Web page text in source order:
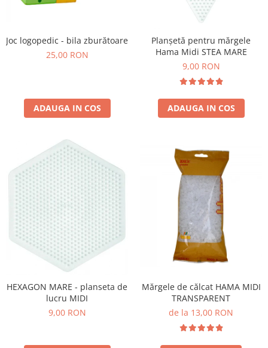
Comunicare
Experimente
Lumina
Lumini si culori
Matematica
Pregătire pentru școală
Pregătirea scrierii de mână
Secventialitate
Sortare si numarare
Stiinte
Mărgele de călcat HAMA
Hama Maxi Sticks
Mărgele HAMA MIDI
Mărgele HAMA MINI
Joc logopedic - bila zburătoare
25,00 RON
ADAUGA IN COS
Planșetă pentru mărgele
Hama Midi STEA MARE
9,00 RON
ADAUGA IN COS
HEXAGON MARE - planseta de
lucru MIDI
9,00 RON
Mărgele de călcat HAMA MIDI
TRANSPARENT
de la 13,00 RON